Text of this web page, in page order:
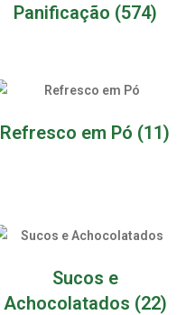
Panificação (574)
Refresco em Pó (11)
Sucos e
Achocolatados (22)